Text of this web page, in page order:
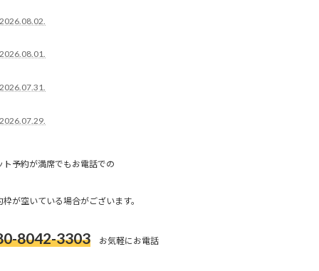
2026.08.02.
2026.08.01.
2026.07.31.
2026.07.29.
ト予約が満席でもお電話での
枠が空いている場合がございます。
8042-3303 お気軽にお電話